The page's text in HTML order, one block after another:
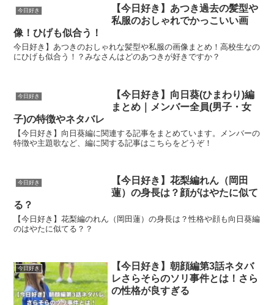
今日好き
【今日好き】あつき過去の髪型や
私服のおしゃれでかっこいい画
像！ひげも似合う！
今日好き】あつきのおしゃれな髪型や私服の画像まとめ！高校生なの
にひげも似合う！？みなさんはどのあつきが好きですか？
今日好き
【今日好き】向日葵(ひまわり)編
まとめ｜メンバー全員(男子・女
子)の特徴やネタバレ
【今日好き】向日葵編に関連する記事をまとめています。メンバーの
特徴や主題歌など、編に関する記事はこちらをどうぞ！
今日好き
【今日好き】花梨編れん（岡田
蓮）の身長は？顔がはやたに似て
る？
【今日好き】花梨編のれん（岡田蓮）の身長は？性格や顔も向日葵編
のはやたに似てる？？
今日好き
【今日好き】朝顔編第3話ネタバ
レさらそらのソリ事件とは！さら
の性格が良すぎる